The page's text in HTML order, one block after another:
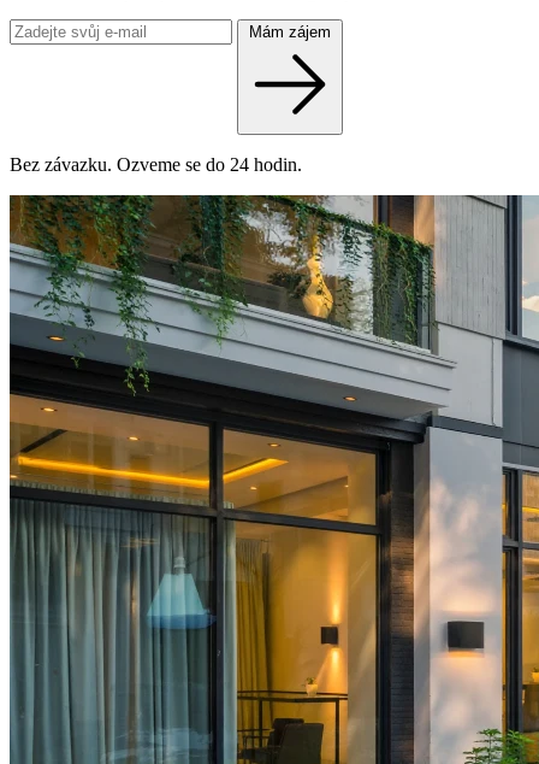
Mám zájem
Bez závazku. Ozveme se do 24 hodin.